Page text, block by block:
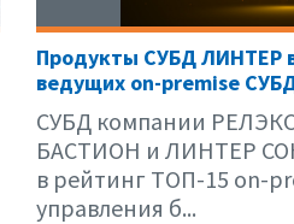
Продукты СУБД ЛИНТЕР
ведущих on-premise
СУБД компании
БАСТИОН и ЛИНТЕР
в рейтинг ТОП-15 on-
управления б...